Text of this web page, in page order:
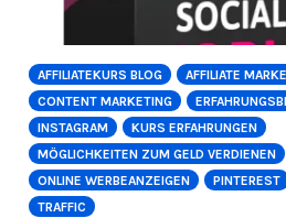
AFFILIATEKURS BLOG AFFILIATE
CONTENT MARKETING
INSTAGRAM
KURS ERFAHRUNGEN
MÖGLICHKEITEN ZUM GELD VERDIENEN
ONLINE WERBEANZEIGEN
PINTEREST
TRAFFIC